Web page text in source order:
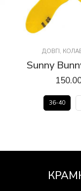
ДОВГІ,
Sunny
36-40